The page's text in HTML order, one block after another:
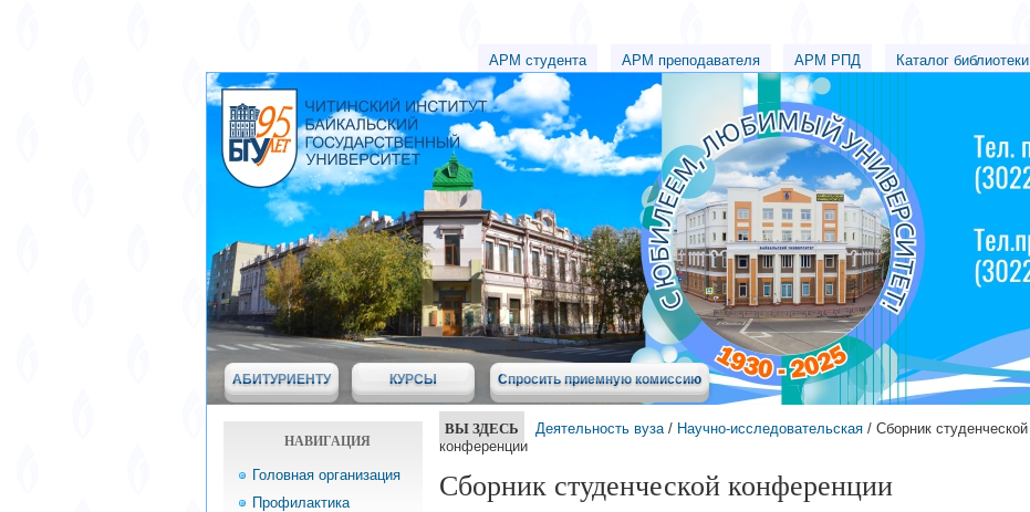
АРМ студента АРМ преподавателя АРМ РПД Каталог библиотеки
АБИТУРИЕНТУ КУРСЫ Спросить приемную комиссию
НАВИГАЦИЯ
Головная организация
Профилактика
ВЫ ЗДЕСЬ Деятельность вуза/ Научно-исследовательская / Сборник студенческой
конференции
Сборник студенческой конференции